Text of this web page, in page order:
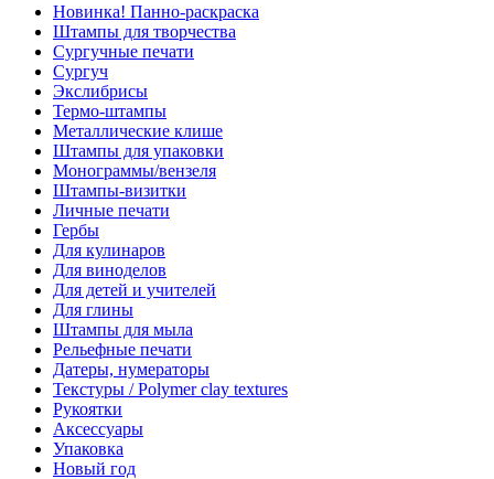
Новинка! Панно-раскраска
Штампы для творчества
Сургучные печати
Сургуч
Экслибрисы
Термо-штампы
Металлические клише
Штампы для упаковки
Монограммы/вензеля
Штампы-визитки
Личные печати
Гербы
Для кулинаров
Для виноделов
Для детей и учителей
Для глины
Штампы для мыла
Рельефные печати
Датеры, нумераторы
Текстуры / Polymer clay textures
Рукоятки
Аксессуары
Упаковка
Новый год